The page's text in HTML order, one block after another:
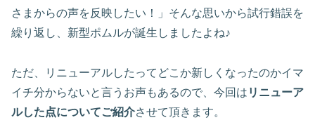
さまからの声を反映したい！」そんな思いから試行錯誤を
繰り返し、新型ポムルが誕生しましたよね♪
ただ、リニューアルしたってどこか新しくなったのかイマ
イチ分からないと言うお声もあるので、今回は リニューア
ルした点についてご紹介させて頂きます。